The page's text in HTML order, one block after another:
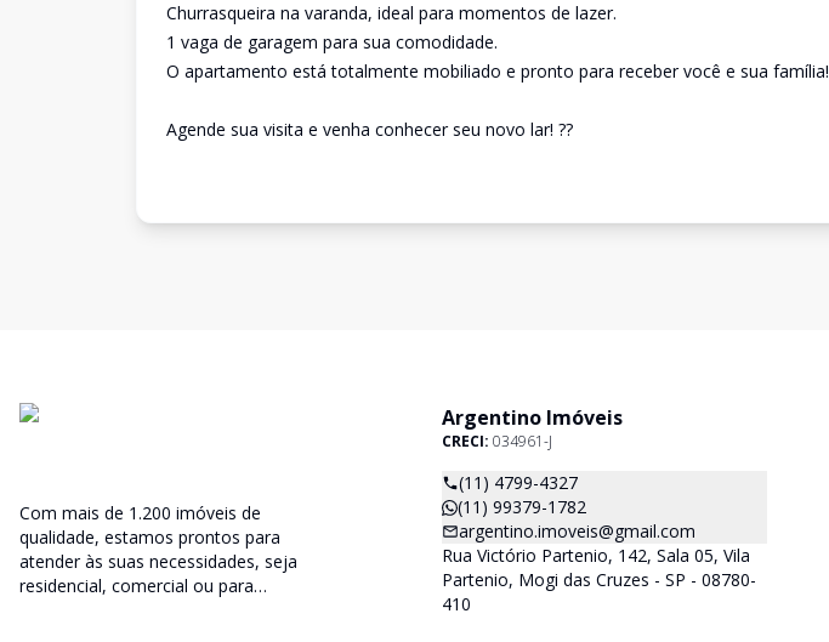
Churrasqueira na varanda, ideal para momentos de lazer.
1 vaga de garagem para sua comodidade.
O apartamento está totalmente mobiliado e pronto para receber você e sua família!
Agende sua visita e venha conhecer seu novo lar! ??
Com mais de 1.200 imóveis de
qualidade, estamos prontos para
atender às suas necessidades, seja
residencial, comercial ou para
Argentino Imóveis
CRECI: 034961-J
(11) 4799-4327
(11) 99379-1782
argentino.imoveis@gmail.com
Rua Victório Partenio, 142, Sala 05, Vila
Partenio, Mogi das Cruzes - SP - 08780-
410